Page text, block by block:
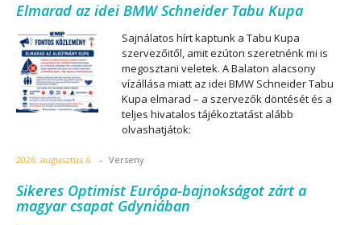
Elmarad az idei BMW Schneider Tabu Kupa
Sajnálatos hírt kaptunk a Tabu Kupa
szervezőitől, amit ezúton szeretnénk mi is
megosztani veletek. A Balaton alacsony
vízállása miatt az idei BMW Schneider Tabu
Kupa elmarad – a szervezők döntését és a
teljes hivatalos tájékoztatást alább
olvashatjátok:
2026. augusztus 6. - Verseny
Sikeres Optimist Európa-bajnokságot zárt a
magyar csapat Gdyniában